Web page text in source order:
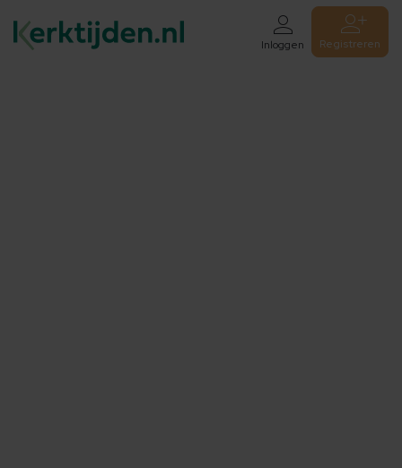
Inloggen Registreren